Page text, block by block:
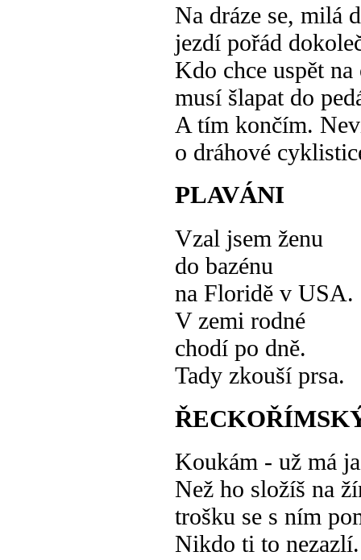
Na dráze se, milá
jezdí pořád
Kdo chce uspět
musí šlapat do
A tím končím.
o dráhové
PLAVÁNI
Vzal jsem ženu
do bazénu
na Floridě v USA.
V zemi rodné
chodí po dně.
Tady zkouší prsa.
Koukám - už má
Než ho složíš na
trošku se s ním
Nikdo ti to nezazlí.